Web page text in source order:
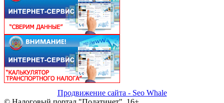
Продвижение сайта - Seo Whale